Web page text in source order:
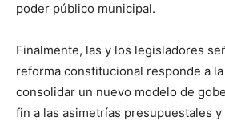
poder público municipal.
Finalmente, las y los legisladores
reforma constitucional responde a
consolidar un nuevo modelo de
fin a las asimetrías presupuestales y